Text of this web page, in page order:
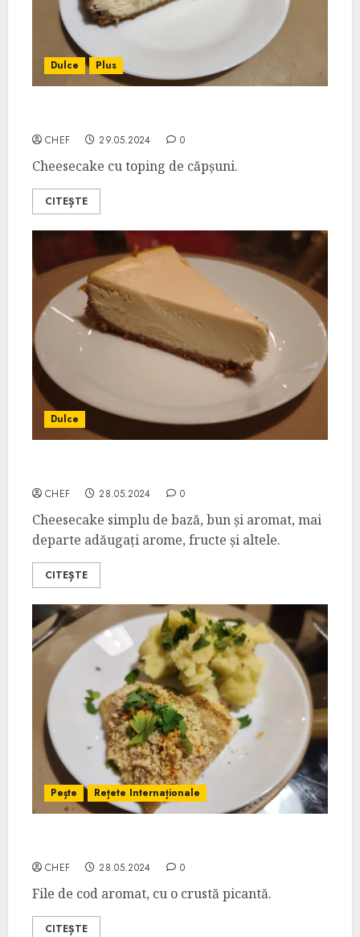
Dulce Plus
CHEF 29.05.2024 0
Cheesecake cu toping de căpșuni.
CITEȘTE
Dulce
CHEF 28.05.2024 0
Cheesecake simplu de bază, bun și aromat, mai
departe adăugați arome, fructe și altele.
CITEȘTE
Pește Rețete Internaționale
CHEF 28.05.2024 0
File de cod aromat, cu o crustă picantă.
CITEȘTE